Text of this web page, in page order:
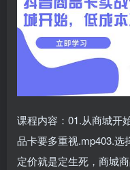
课程内容：01.从商城开
品卡要多重视.mp403.选
定价就是定生死，商城